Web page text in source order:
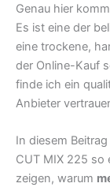
Genau hier
Es ist eine der
eine trockene,
der Online-Kauf
finde ich ein
Anbieter
In diesem
CUT MIX 225
zeigen, warum